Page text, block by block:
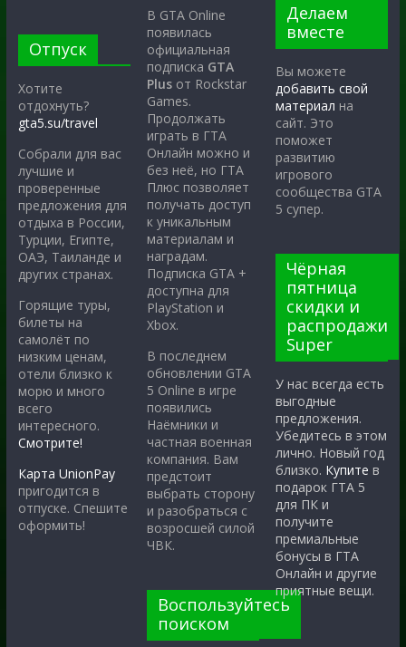
Отпуск
Хотите
отдохнуть?
gta5.su/travel
Собрали для вас
лучшие и
проверенные
предложения для
отдыха в России,
Турции, Египте,
ОАЭ, Таиланде и
других странах.
Горящие туры,
билеты на
самолёт по
низким ценам,
отели близко к
морю и много
всего
интересного.
Смотрите!
Карта UnionPay
пригодится в
отпуске. Спешите
оформить!
В GTA Online
появилась
официальная
подписка GTA
Plus от Rockstar
Games.
Продолжать
играть в ГТА
Онлайн можно и
без неё, но ГТА
Плюс позволяет
получать доступ
к уникальным
материалам и
наградам.
Подписка GTA +
доступна для
PlayStation и
Xbox.
В последнем
обновлении GTA
5 Online в игре
появились
Наёмники и
частная военная
компания. Вам
предстоит
выбрать сторону
и разобраться с
возросшей силой
ЧВК.
Воспользуйтесь
поиском
Делаем
вместе
Вы можете
добавить свой
материал на
сайт. Это
поможет
развитию
игрового
сообщества GTA
5 супер.
Чёрная
пятница
скидки и
распродажи
Super
У нас всегда есть
выгодные
предложения.
Убедитесь в этом
лично. Новый год
близко. Купите в
подарок ГТА 5
для ПК и
получите
премиальные
бонусы в ГТА
Онлайн и другие
приятные вещи.